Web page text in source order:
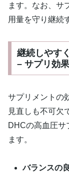
ます。なお、サ
用量を守り継続
継続しやす
– サプリ効
サプリメントの
見直しも不可欠
DHCの高血圧サ
ます。
バランスの